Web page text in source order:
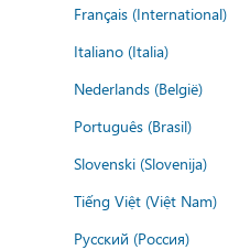
Français (International)
Italiano (Italia)
Nederlands (België)
Português (Brasil)
Slovenski (Slovenija)
Tiếng Việt (Việt Nam)
Русский (Россия)